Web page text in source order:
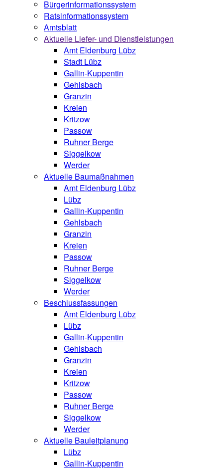
Bürgerinformationssystem
Ratsinformationssystem
Amtsblatt
Aktuelle Liefer- und Dienstleistungen
Amt Eldenburg Lübz
Stadt Lübz
Gallin-Kuppentin
Gehlsbach
Granzin
Kreien
Kritzow
Passow
Ruhner Berge
Siggelkow
Werder
Aktuelle Baumaßnahmen
Amt Eldenburg Lübz
Lübz
Gallin-Kuppentin
Gehlsbach
Granzin
Kreien
Passow
Ruhner Berge
Siggelkow
Werder
Beschlussfassungen
Amt Eldenburg Lübz
Lübz
Gallin-Kuppentin
Gehlsbach
Granzin
Kreien
Kritzow
Passow
Ruhner Berge
Siggelkow
Werder
Aktuelle Bauleitplanung
Lübz
Gallin-Kuppentin